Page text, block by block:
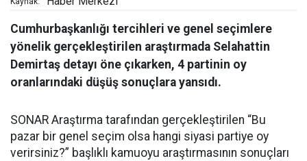
Cumhurbaşkanlığı tercihleri ve genel seçimlere
yönelik gerçekleştirilen araştırmada Selahattin
Demirtaş detayı öne çıkarken, 4 partinin oy
oranlarındaki düşüş sonuçlara yansıdı.
SONAR Araştırma tarafından gerçekleştirilen “Bu
pazar bir genel seçim olsa hangi siyasi partiye oy
verirsiniz?” başlıklı kamuoyu araştırmasının sonuçları